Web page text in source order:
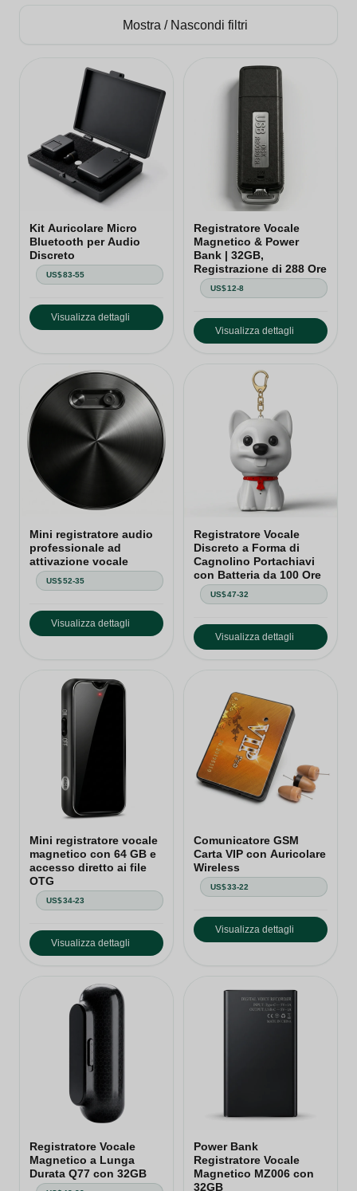
Mostra / Nascondi filtri
Kit Auricolare Micro
Bluetooth per Audio
Discreto
US$83-55
Visualizza dettagli
Registratore Vocale
Magnetico & Power
Bank | 32GB,
Registrazione di 288 Ore
US$12-8
Visualizza dettagli
Mini registratore audio
professionale ad
attivazione vocale
US$52-35
Visualizza dettagli
Registratore Vocale
Discreto a Forma di
Cagnolino Portachiavi
con Batteria da 100 Ore
US$47-32
Visualizza dettagli
Mini registratore vocale
magnetico con 64 GB e
accesso diretto ai file
OTG
US$34-23
Visualizza dettagli
Comunicatore GSM
Carta VIP con Auricolare
Wireless
US$33-22
Visualizza dettagli
Registratore Vocale
Magnetico a Lunga
Durata Q77 con 32GB
Power Bank
Registratore Vocale
Magnetico MZ006 con
32GB